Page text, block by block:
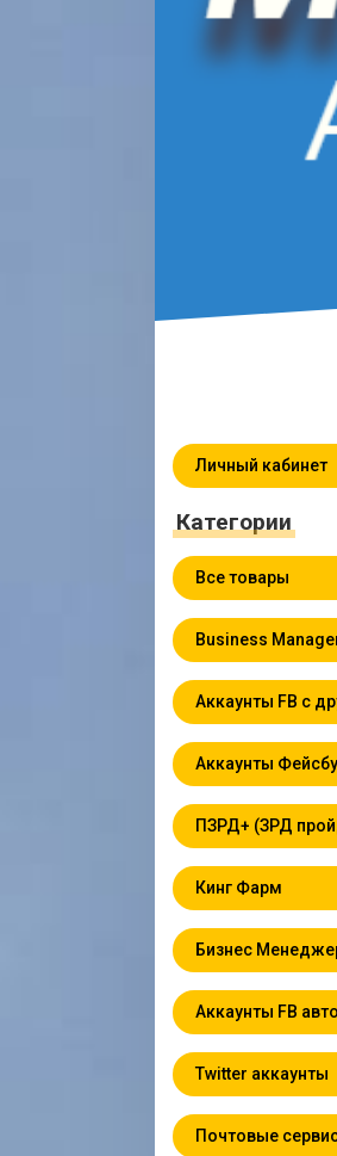
Личный кабинет
Категории
Все товары
Business
Аккаунты FB с
Аккаунты
ПЗРД+ (ЗРД
Кинг Фарм
Бизнес
Аккаунты FB
Twitter аккаунты
Почтовые